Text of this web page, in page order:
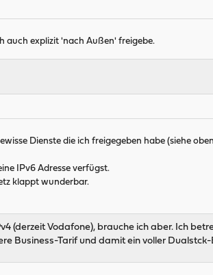
auch explizit 'nach Außen' freigebe.
Dienste die ich freigegeben habe (siehe
IPv6 Adresse verfügst.
klappt wunderbar.
(derzeit Vodafone), brauche ich aber. Ich
Business-Tarif und damit ein voller